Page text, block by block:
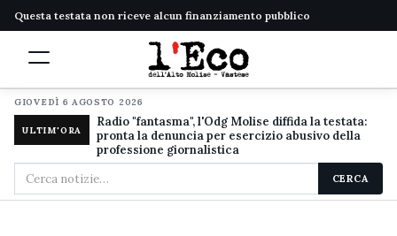
Questa testata non riceve alcun finanziamento pubblico
GIOVEDÌ 6 AGOSTO 2026
ULTIM'ORA
Radio "fantasma", l'Odg Molise diffida la testata:
pronta la denuncia per esercizio abusivo della
professione giornalistica
Cerca
nel
CERCA